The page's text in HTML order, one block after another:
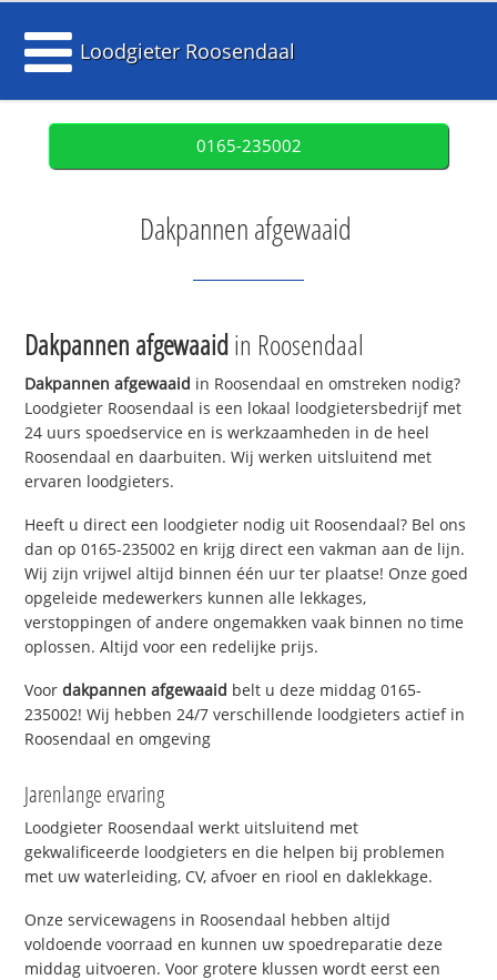
Loodgieter Roosendaal
0165-235002
Dakpannen afgewaaid
Dakpannen afgewaaidin Roosendaal
Dakpannen afgewaaid in Roosendaal en omstreken nodig?
Loodgieter Roosendaal is een lokaal loodgietersbedrijf met
24 uurs spoedservice en is werkzaamheden in de heel
Roosendaal en daarbuiten. Wij werken uitsluitend met
ervaren loodgieters.
Heeft u direct een loodgieter nodig uit Roosendaal? Bel ons
dan op 0165-235002 en krijg direct een vakman aan de lijn.
Wij zijn vrijwel altijd binnen één uur ter plaatse! Onze goed
opgeleide medewerkers kunnen alle lekkages,
verstoppingen of andere ongemakken vaak binnen no time
oplossen. Altijd voor een redelijke prijs.
Voordakpannen afgewaaid belt u deze middag 0165-
235002! Wij hebben 24/7 verschillende loodgieters actief in
Roosendaal en omgeving
Jarenlange ervaring
Loodgieter Roosendaal werkt uitsluitend met
gekwalificeerde loodgieters en die helpen bij problemen
met uw waterleiding, CV, afvoer en riool en daklekkage.
Onze servicewagens in Roosendaal hebben altijd
voldoende voorraad en kunnen uw spoedreparatie deze
middag uitvoeren. Voor grotere klussen wordt eerst een